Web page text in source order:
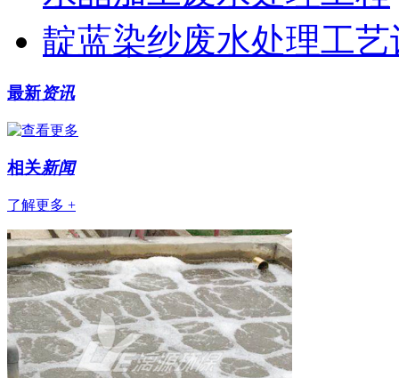
靛蓝染纱废水处理工艺
最新资讯
相关新闻
了解更多 +